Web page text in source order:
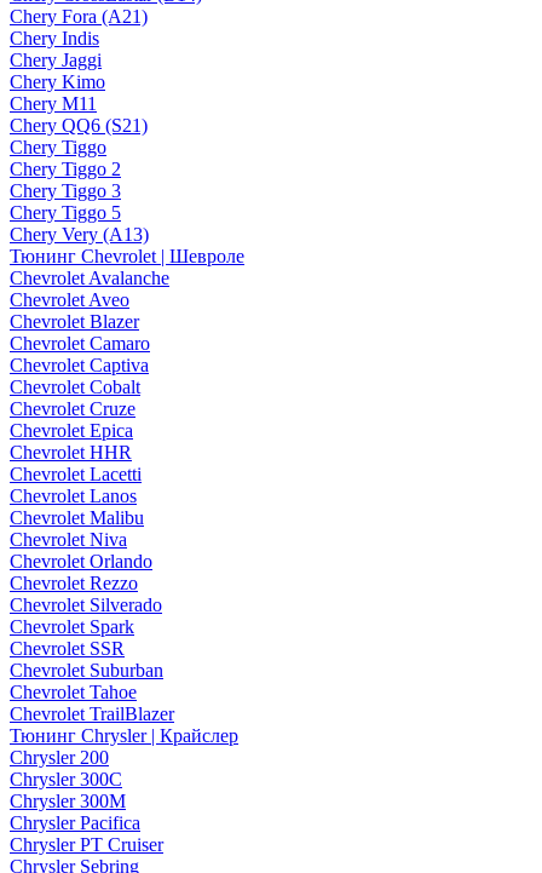
Chery Fora (A21)
Chery Indis
Chery Jaggi
Chery Kimo
Chery M11
Chery QQ6 (S21)
Chery Tiggo
Chery Tiggo 2
Chery Tiggo 3
Chery Tiggo 5
Chery Very (A13)
Тюнинг Chevrolet | Шевроле
Chevrolet Avalanche
Chevrolet Aveo
Chevrolet Blazer
Chevrolet Camaro
Chevrolet Captiva
Chevrolet Cobalt
Chevrolet Cruze
Chevrolet Epica
Chevrolet HHR
Chevrolet Lacetti
Chevrolet Lanos
Chevrolet Malibu
Chevrolet Niva
Chevrolet Orlando
Chevrolet Rezzo
Chevrolet Silverado
Chevrolet Spark
Chevrolet SSR
Chevrolet Suburban
Chevrolet Tahoe
Chevrolet TrailBlazer
Тюнинг Chrysler | Крайслер
Chrysler 200
Chrysler 300C
Chrysler 300M
Chrysler Pacifica
Chrysler PT Cruiser
Chrysler Sebring